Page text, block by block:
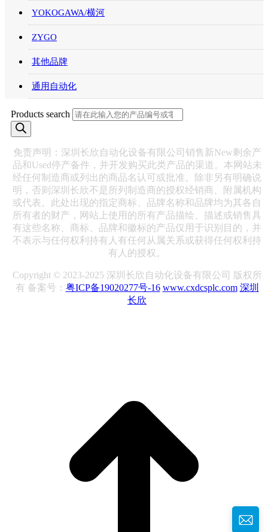
YOKOGAWA/横河
ZYGO
其他品牌
通用自动化
Products search
免责声明：深圳长欣自动化设备有限公司销售新New剩余产
品和Used停产备件，并开发购买此类产品的渠道。本网站未
经任何制造商或列出的商品名认可或批准。除非另有明确说
明，否则深圳长欣不是所列制造商的授权经销商、附属机构
或代表。此处出现的指定商标、品牌名称和品牌均为其各自
所有者的财产，网站上使用的所有产品描绘、描述或销售具
有这些名称、商标、品牌和徽标的产品仅用于识别目的，并
不表示与任何权利持有人有任何从属关系或获得任何权利持
有人的授权。
Copyright © 2023-2025 深圳长欣自动化设备有限公司 版权所
有 备案号： 粤ICP备19020277号-16 www.cxdcsplc.com 深圳
长欣